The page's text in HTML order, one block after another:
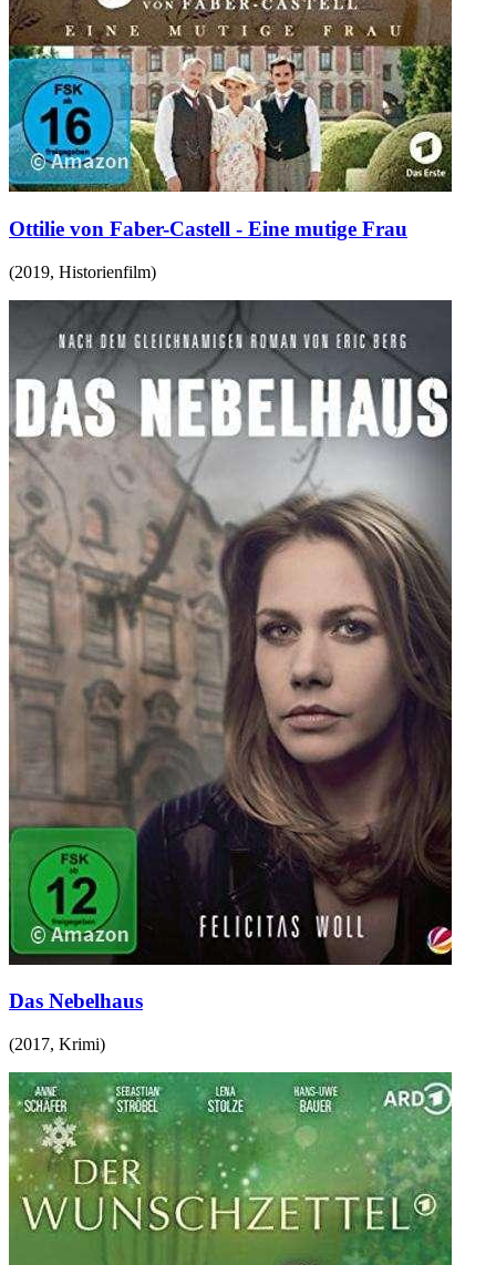
Ottilie von Faber-Castell - Eine mutige Frau
(2019, Historienfilm)
Das Nebelhaus
(2017, Krimi)